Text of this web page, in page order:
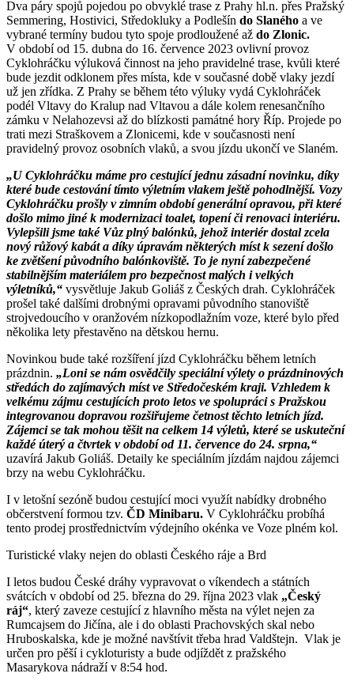
Dva páry spojů pojedou po obvyklé trase z Prahy hl.n. přes Pražský
Semmering, Hostivici, Středokluky a Podlešín do Slaného a ve
vybrané termíny budou tyto spoje prodloužené až do Zlonic.
V období od 15. dubna do 16. července 2023 ovlivní provoz
Cyklohráčku výluková činnost na jeho pravidelné trase, kvůli které
bude jezdit odklonem přes místa, kde v současné době vlaky jezdí
už jen zřídka. Z Prahy se během této výluky vydá Cyklohráček
podél Vltavy do Kralup nad Vltavou a dále kolem renesančního
zámku v Nelahozevsi až do blízkosti památné hory Říp. Projede po
trati mezi Straškovem a Zlonicemi, kde v současnosti není
pravidelný provoz osobních vlaků, a svou jízdu ukončí ve Slaném.
„U Cyklohráčku máme pro cestující jednu zásadní novinku, díky
které bude cestování tímto výletním vlakem ještě pohodlnější. Vozy
Cyklohráčku prošly v zimním období generální opravou, při které
došlo mimo jiné k modernizaci toalet, topení či renovaci interiéru.
Vylepšili jsme také Vůz plný balónků, jehož interiér dostal zcela
nový růžový kabát a díky úpravám některých míst k sezení došlo
ke zvětšení původního balónkoviště. To je nyní zabezpečené
stabilnějším materiálem pro bezpečnost malých i velkých
výletníků,“ vysvětluje Jakub Goliáš z Českých drah. Cyklohráček
prošel také dalšími drobnými opravami původního stanoviště
strojvedoucího v oranžovém nízkopodlažním voze, které bylo před
několika lety přestavěno na dětskou hernu.
Novinkou bude také rozšíření jízd Cyklohráčku během letních
prázdnin. „Loni se nám osvědčily speciální výlety o prázdninových
středách do zajímavých míst ve Středočeském kraji. Vzhledem k
velkému zájmu cestujících proto letos ve spolupráci s Pražskou
integrovanou dopravou rozšiřujeme četnost těchto letních jízd.
Zájemci se tak mohou těšit na celkem 14 výletů, které se uskuteční
každé úterý a čtvrtek v období od 11. července do 24. srpna,“
uzavírá Jakub Goliáš. Detaily ke speciálním jízdám najdou zájemci
brzy na webu Cyklohráčku.
I v letošní sezóně budou cestující moci využít nabídky drobného
občerstvení formou tzv. ČD Minibaru. V Cyklohráčku probíhá
tento prodej prostřednictvím výdejního okénka ve Voze plném kol.
Turistické vlaky nejen do oblasti Českého ráje a Brd
I letos budou České dráhy vypravovat o víkendech a státních
svátcích v období od 25. března do 29. října 2023 vlak „Český
ráj“, který zaveze cestující z hlavního města na výlet nejen za
Rumcajsem do Jičína, ale i do oblasti Prachovských skal nebo
Hruboskalska, kde je možné navštívit třeba hrad Valdštejn. Vlak je
určen pro pěší i cykloturisty a bude odjíždět z pražského
Masarykova nádraží v 8:54 hod.